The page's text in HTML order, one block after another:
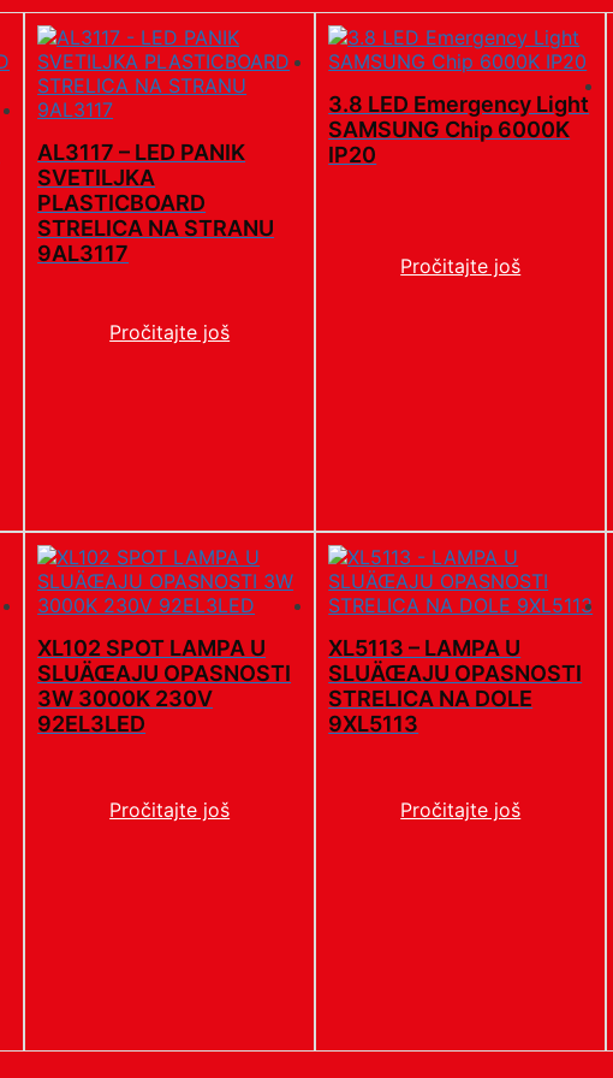
AL3117 – LED PANIK
SVETILJKA
PLASTICBOARD
STRELICA NA STRANU
9AL3117
Pročitajte još
3.8 LED Emergency Light
SAMSUNG Chip 6000K
IP20
Pročitajte još
XL102 SPOT LAMPA U
SLUÄŒAJU OPASNOSTI
3W 3000K 230V
92EL3LED
Pročitajte još
XL5113 – LAMPA U
SLUÄŒAJU OPASNOSTI
STRELICA NA DOLE
9XL5113
Pročitajte još